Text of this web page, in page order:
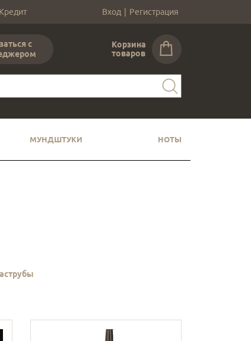
Кредит Вход | Регистрация
с
Корзина
товаров
МУНДШТУКИ НОТЫ